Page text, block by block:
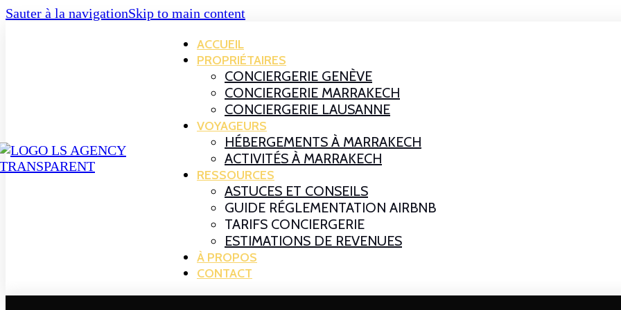
Sauter à la navigationSkip to main content
ACCUEIL
PROPRIÉTAIRES
CONCIERGERIE GENÈVE
CONCIERGERIE MARRAKECH
CONCIERGERIE LAUSANNE
VOYAGEURS
HÉBERGEMENTS À MARRAKECH
ACTIVITÉS À MARRAKECH
RESSOURCES
ASTUCES ET CONSEILS
GUIDE RÉGLEMENTATION AIRBNB
TARIFS CONCIERGERIE
ESTIMATIONS DE REVENUES
À PROPOS
CONTACT